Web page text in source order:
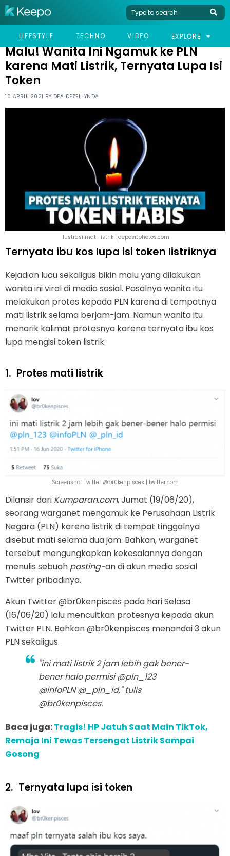
LIFESTYLE TECHNO VIDEO EXPLORE
HOME VIRAL
MALU! WANITA INI NGAMUK KE PLN KARENA MATI LISTRIK,
Malu! Wanita Ini Ngamuk ke PLN
karena Mati Listrik, Ternyata Lupa Isi
Token
10 APRIL 2021 BY DEA DEZELLYNDA
Ilustrasi mati listrik | depositphotos.com
Ternyata ibu kos lupa isi token listriknya
Kejadian lucu sekaligus bikin malu yang dilakukan
wanita ini viral di media sosial. Pasalnya wanita itu
melakukan protes kepada PLN karena di tempatnya
mati listrik selama berjam-jam. Namun wanita itu
menarik kalimat protesnya karena ternyata ibu kos
lupa mengisi token listrik.
1. Protes mati listrik
Screenshot Twitter @br0kenpisces | twitter.com
Dilansir dari Kumparan.com, Jumat (19/06/20),
seorang warganet mengamuk ke Perusahaan Listrik
Negara (PLN) karena listrik di tempat tinggalnya
disebut mati selama dua jam. Bahkan, warganet
tersebut mengungkapkan kekesalannya dengan
menulis sebuah posting-an di akun media sosial
Twitter pribadinya.
Akun Twitter @br0kenpisces pada hari Selasa
(16/06/20) lalu mencuitkan protesnya kepada akun
Twitter PLN. Bahkan @br0kenpisces menandai 3 akun
PLN sekaligus.
"ini mati listrik 2 jam lebih gak bener-
bener halo permisi @pln_123
@infoPLN @_pln_id," tulis
@br0kenpisces.
Baca juga:Tragis! HP Jatuh Saat Main TikTok,
Remaja Ini Tewas Tersengat Listrik Sampai
Gosong
2. Ternyata lupa isi token